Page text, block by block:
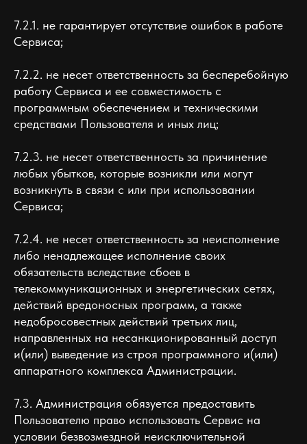
7.2.1. не гарантирует отсутствие ошибок в работе
Сервиса;
7.2.2. не несет ответственность за бесперебойную
работу Сервиса и ее совместимость с
программным обеспечением и техническими
средствами Пользователя и иных лиц;
7.2.3. не несет ответственность за причинение
любых убытков, которые возникли или могут
возникнуть в связи с или при использовании
Сервиса;
7.2.4. не несет ответственность за неисполнение
либо ненадлежащее исполнение своих
обязательств вследствие сбоев в
телекоммуникационных и энергетических сетях,
действий вредоносных программ, а также
недобросовестных действий третьих лиц,
направленных на несанкционированный доступ
и(или) выведение из строя программного и(или)
аппаратного комплекса Администрации.
7.3. Администрация обязуется предоставить
Пользователю право использовать Сервис на
условии безвозмездной неисключительной